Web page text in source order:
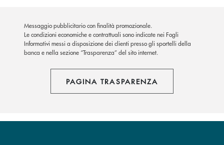
Messaggio pubblicitario con finalità promozionale.
Le condizioni economiche e contrattuali sono indicate nei Fogli
Informativi messi a disposizione dei clienti presso gli sportelli della
banca e nella sezione “Trasparenza” del sito internet.
PAGINA TRASPARENZA